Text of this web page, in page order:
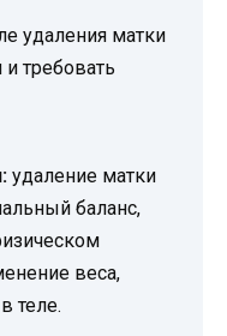
удаления матки
требовать
удаление матки
баланс,
веса,
теле.